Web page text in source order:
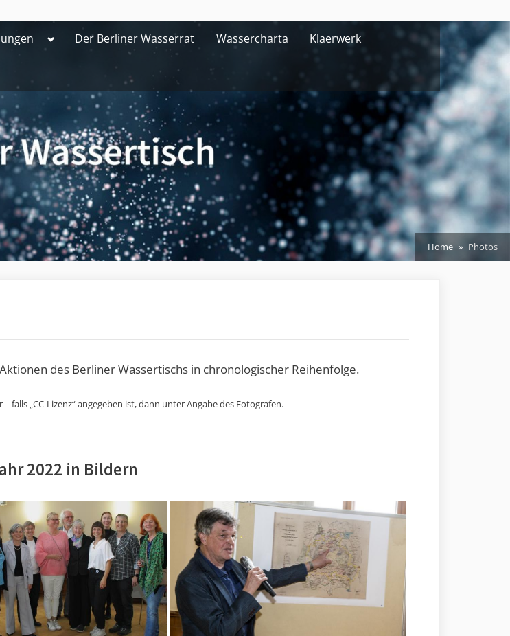
ToggleDer Berliner Wasserrat Wassercharta Klaerwerk
Home Photos
des Berliner Wassertischs in chronologischer Reihenfolge.
falls „CC-Lizenz“ angegeben ist, dann unter Angabe des Fotografen.
2022 in Bildern